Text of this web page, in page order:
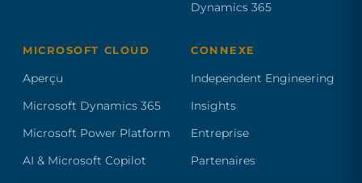
Dynamics 365
MICROSOFT CLOUD
Aperçu
Microsoft Dynamics 365
Microsoft Power Platform
AI & Microsoft Copilot
CONNEXE
Independent Engineering
Insights
Entreprise
Partenaires